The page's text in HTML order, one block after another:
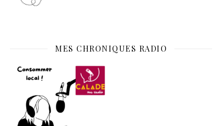
MES CHRONIQUES RADIO